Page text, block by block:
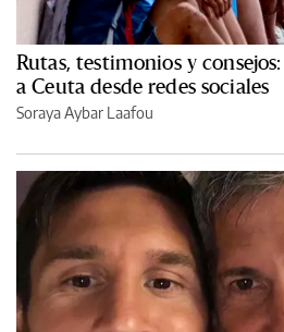
Rutas, testimonios y
a Ceuta desde redes sociales
Soraya Aybar Laafou